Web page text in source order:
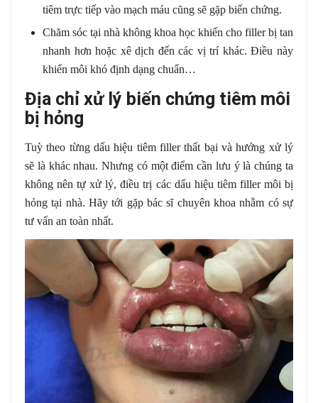
tiêm trực tiếp vào mạch máu cũng sẽ gặp biến chứng.
Chăm sóc tại nhà không khoa học khiến cho filler bị tan
nhanh hơn hoặc xê dịch đến các vị trí khác. Điều này
khiến môi khó định dạng chuẩn…
Địa chỉ xử lý biến chứng tiêm môi
bị hỏng
Tuỳ theo từng dấu hiệu tiêm filler thất bại và hướng xử lý
sẽ là khác nhau. Nhưng có một điểm cần lưu ý là chúng ta
không nên tự xử lý, điều trị các dấu hiệu tiêm filler môi bị
hỏng tại nhà. Hãy tới gặp bác sĩ chuyên khoa nhằm có sự
tư vấn an toàn nhất.